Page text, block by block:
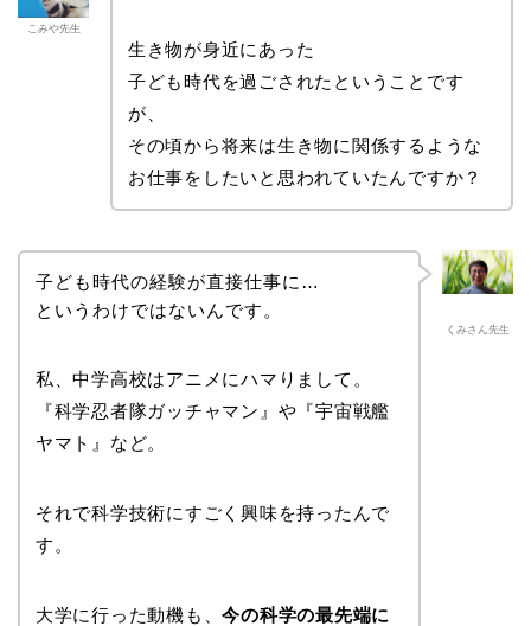
こみや先生
生き物が身近にあった
子ども時代を過ごされたということです
が、
その頃から将来は生き物に関係するような
お仕事をしたいと思われていたんですか？
くみさん先生
子ども時代の経験が直接仕事に…
というわけではないんです。
私、中学高校はアニメにハマりまして。
『科学忍者隊ガッチャマン』や『宇宙戦艦
ヤマト』など。
それで科学技術にすごく興味を持ったんで
す。
大学に行った動機も、今の科学の最先端に